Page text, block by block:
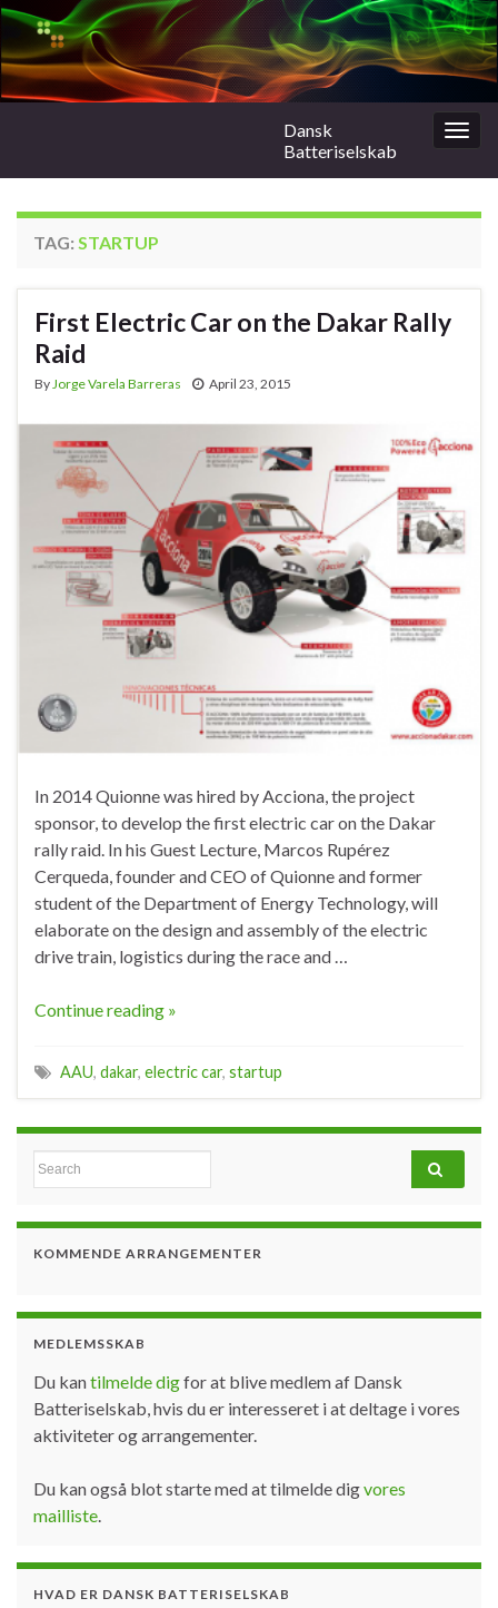
Dansk
Batteriselskab
TAG: STARTUP
First Electric Car on the Dakar Rally
Raid
ByJorge Varela Barreras April 23, 2015
In 2014 Quionne was hired by Acciona, the project
sponsor, to develop the first electric car on the Dakar
rally raid. In his Guest Lecture, Marcos Rupérez
Cerqueda, founder and CEO of Quionne and former
student of the Department of Energy Technology, will
elaborate on the design and assembly of the electric
drive train, logistics during the race and …
Continue reading »
AAU, dakar, electric car, startup
Search for:
KOMMENDE ARRANGEMENTER
MEDLEMSSKAB
Du kantilmelde digfor at blive medlem af Dansk
Batteriselskab, hvis du er interesseret i at deltage i vores
aktiviteter og arrangementer.
Du kan også blot starte med at tilmelde digvores
mailliste.
HVAD ER DANSK BATTERISELSKAB